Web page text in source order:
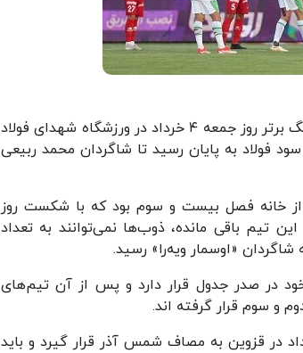
مهر نوشت: تیم‌های فوتبال ذوب آهن و فولاد در هفته بیست و هشتم لیگ برتر روز جمعه ۴ خرداد در ورزشگاه شهدای فولاد
فولاد به پایان رسید تا شاگردان محمد ربیعی
خانه فصل بیست و سوم بود که با شکست روز
تیم باقی مانده، ذوب‌ها نمی‌توانند به تعداد
«اوسمار ویه‌را» رسید.
خارج از خانه خود در صدر جدول قرار دارد و پس از آن تیم‌های
در هفته بیست و نهم لیگ برتر باید روز سه شنبه ۸ خرداد در قزوین به مصاف شمس آذر قرار گیرد و باید